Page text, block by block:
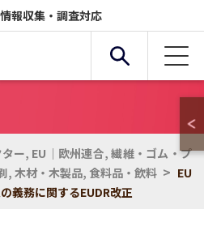
報収集・調査対応
ー, EU｜欧州連合,繊維・ゴム・プ
, 木材・木製品, 食料品・飲料 > EU
義務に関するEUDR改正